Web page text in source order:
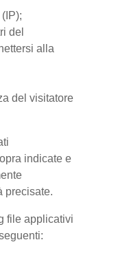
del
alla
del visitatore
indicate e
precisate.
file applicativi